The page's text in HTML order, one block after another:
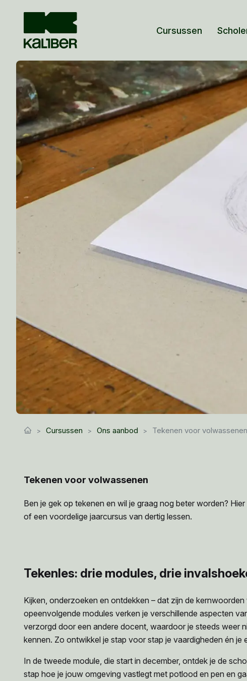
Cursussen
Cursussen Ons aanbod Tekenen voor volwassenen
Tekenen voor volwassenen
Ben je gek op tekenen en wil je graag nog beter worden?
of een voordelige jaarcursus van dertig lessen.
Tekenles: drie modules, drie
Kijken, onderzoeken en ontdekken – dat zijn de
opeenvolgende modules verken je verschillende aspecten
verzorgd door een andere docent, waardoor je steeds weer
kennen. Zo ontwikkel je stap voor stap je vaardigheden én je
In de tweede module, die start in december, ontdek je de
stap hoe je jouw omgeving vastlegt met potlood en pen en